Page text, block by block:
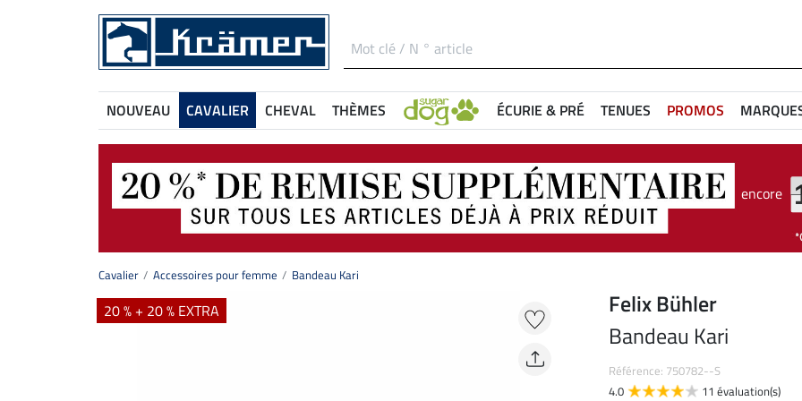
NOUVEAU CAVALIER CHEVAL THÈMES ÉCURIE & PRÉ TENUES PROMOS
encore
Cavalier Accessoires pour femme Bandeau Kari
20 % + 20 % EXTRA
Felix Bühler
Bandeau Kari
Référence: 750782--S
4.0
11 évaluation(s)